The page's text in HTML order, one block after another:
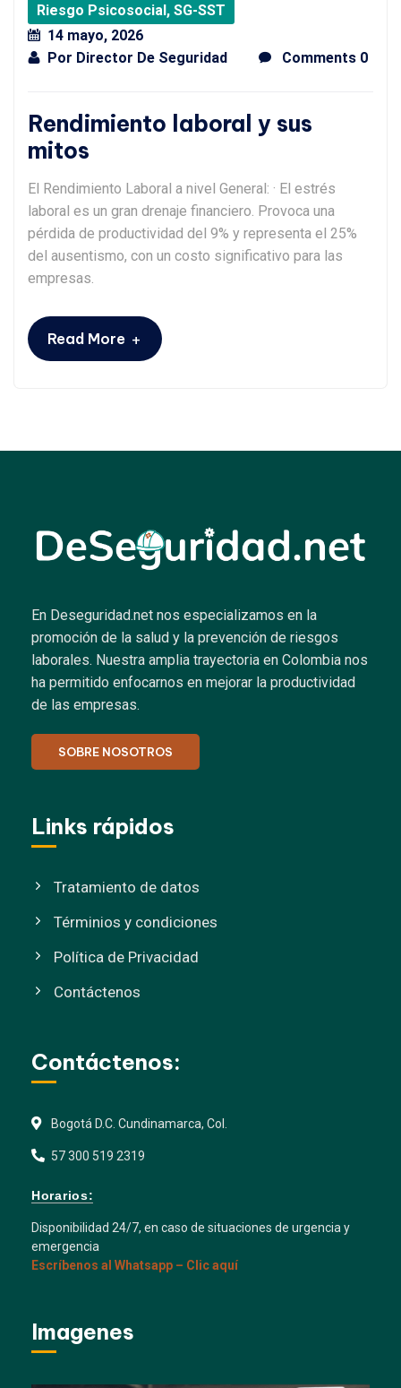
Riesgo Psicosocial, SG-SST
14 mayo, 2026
Por Director De Seguridad Comments 0
Rendimiento laboral y sus
mitos
El Rendimiento Laboral a nivel General: · El estrés
laboral es un gran drenaje financiero. Provoca una
pérdida de productividad del 9% y representa el 25%
del ausentismo, con un costo significativo para las
empresas.
Read More +
En Deseguridad.net nos especializamos en la
promoción de la salud y la prevención de riesgos
laborales. Nuestra amplia trayectoria en Colombia nos
ha permitido enfocarnos en mejorar la productividad
de las empresas.
SOBRE NOSOTROS
Links rápidos
Tratamiento de datos
Términios y condiciones
Política de Privacidad
Contáctenos
Contáctenos:
Bogotá D.C. Cundinamarca, Col.
57 300 519 2319
Horarios:
Disponibilidad 24/7, en caso de situaciones de urgencia y
emergencia
Escríbenos al Whatsapp – Clic aquí
Imagenes